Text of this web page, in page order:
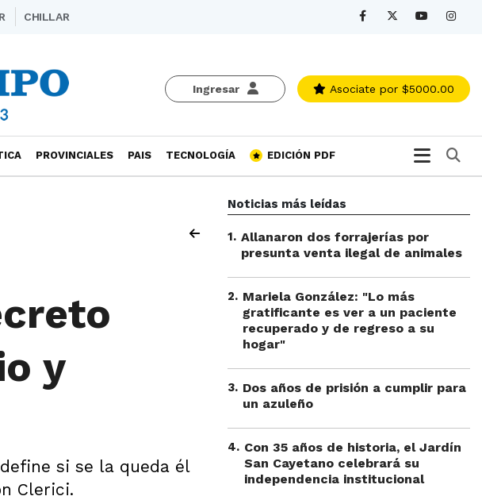
CHILLAR
Ingresar Asociate por $5000.00
PROVINCIALES PAIS TECNOLOGÍA EDICIÓN PDF
y
si se la queda él
Clerici.
Noticias más leídas
1. Allanaron dos forrajerías por
presunta venta ilegal de animales
2. Mariela González: "Lo más
gratificante es ver a un paciente
recuperado y de regreso a su
hogar"
3. Dos años de prisión a cumplir para
un azuleño
4. Con 35 años de historia, el Jardín
San Cayetano celebrará su
independencia institucional